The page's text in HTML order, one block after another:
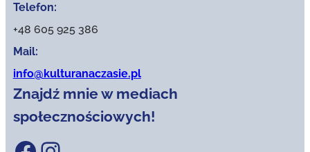
Telefon:
+48 605 925 386
Mail:
info@kulturanaczasie.pl
Znajdź mnie w mediach
społecznościowych!